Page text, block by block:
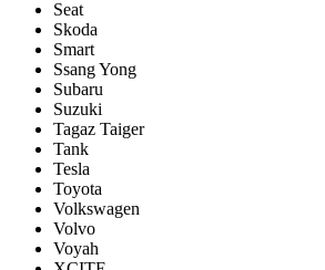
Seat
Skoda
Smart
Ssang Yong
Subaru
Suzuki
Tagaz Taiger
Tank
Tesla
Toyota
Volkswagen
Volvo
Voyah